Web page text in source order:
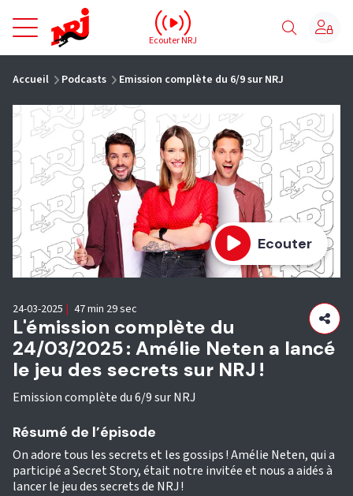
NRJ - Accueil
Ecouter NRJ
Accueil Podcasts Emission complète du 6/9 sur NRJ
Ecouter
L'émission complète du
24/03/2025 : Amélie Neten a lancé
le jeu des secrets sur NRJ !
Emission complète du 6/9 sur NRJ
24-03-2025 | 47 min 29 sec
Résumé de l’épisode
On adore tous les secrets et les gossips ! Amélie Neten, qui a
participé a Secret Story, était notre invitée et nous a aidés à
lancer le jeu des secrets de NRJ !